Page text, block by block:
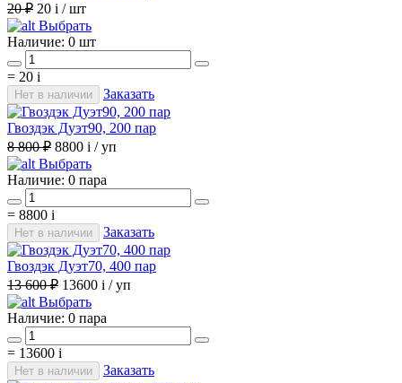
20 ₽ 20 i / шт
Выбрать
Наличие: 0 шт
= 20 i
Нет в наличии Заказать
Гвоздэк Дуэт90, 200 пар
8 800 ₽ 8800 i / уп
Выбрать
Наличие: 0 пара
= 8800 i
Нет в наличии Заказать
Гвоздэк Дуэт70, 400 пар
13 600 ₽ 13600 i / уп
Выбрать
Наличие: 0 пара
= 13600 i
Нет в наличии Заказать